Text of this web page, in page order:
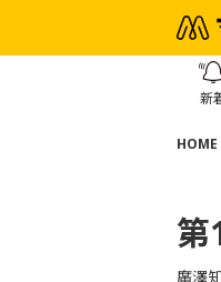
新
HOME
第
廣澤